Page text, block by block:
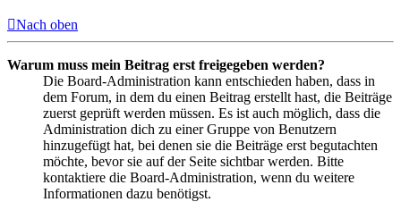
Nach oben
Warum muss mein Beitrag erst freigegeben werden?
Die Board-Administration kann entschieden haben, dass in
dem Forum, in dem du einen Beitrag erstellt hast, die Beiträge
zuerst geprüft werden müssen. Es ist auch möglich, dass die
Administration dich zu einer Gruppe von Benutzern
hinzugefügt hat, bei denen sie die Beiträge erst begutachten
möchte, bevor sie auf der Seite sichtbar werden. Bitte
kontaktiere die Board-Administration, wenn du weitere
Informationen dazu benötigst.